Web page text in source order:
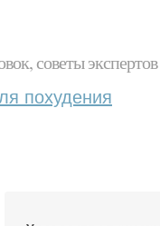
советы экспертов
похудения